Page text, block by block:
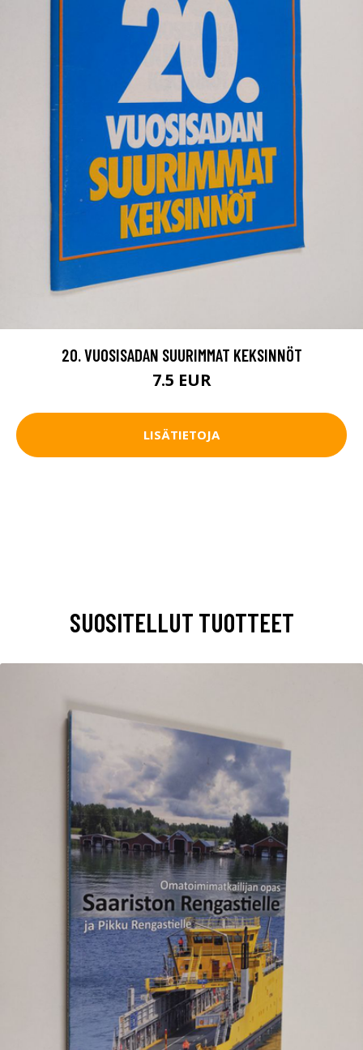
20. VUOSISADAN SUURIMMAT KEKSINNÖT
7.5 EUR
LISÄTIETOJA
SUOSITELLUT TUOTTEET